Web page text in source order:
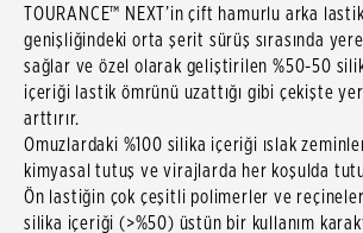
TOURANCE™ NEXT’in çift hamurlu arka
genişliğindeki orta şerit sürüş sırasında
sağlar ve özel olarak geliştirilen %50-50
içeriği lastik ömrünü uzattığı gibi çekişte
arttırır.
Omuzlardaki %100 silika içeriği ıslak
kimyasal tutuş ve virajlarda her koşulda
Ön lastiğin çok çeşitli polimerler ve
silika içeriği (>%50) üstün bir kullanım